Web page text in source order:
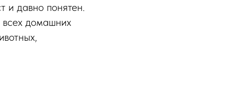
и давно понятен.
всех домашних